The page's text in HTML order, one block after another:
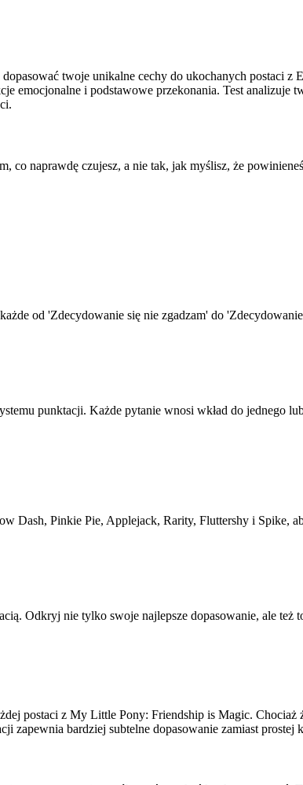
twoje unikalne cechy do ukochanych postaci z
emocjonalne i podstawowe przekonania. Test
naprawdę czujesz, a nie tak, jak myślisz, że
od 'Zdecydowanie się nie zgadzam' do
punktacji. Każde pytanie wnosi wkład do jednego
Pinkie Pie, Applejack, Rarity, Fluttershy i Spike,
Odkryj nie tylko swoje najlepsze dopasowanie, ale też
postaci z My Little Pony: Friendship is Magic.
zapewnia bardziej subtelne dopasowanie zamiast prostej